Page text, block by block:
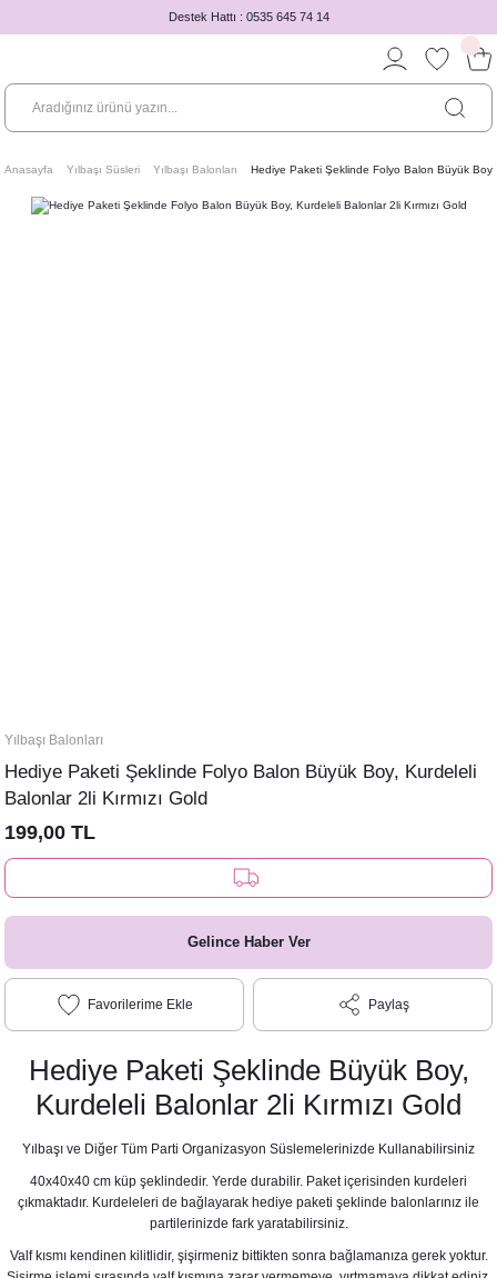
Destek Hattı : 0535 645 74 14
Anasayfa Yılbaşı Süsleri Yılbaşı Balonları Hediye Paketi Şeklinde Folyo Balon Büyük Boy,
Yılbaşı Balonları
Hediye Paketi Şeklinde Folyo Balon Büyük Boy, Kurdeleli
Balonlar 2li Kırmızı Gold
199,00 TL
Gelince Haber Ver
Paylaş
Hediye Paketi Şeklinde Büyük Boy,
Kurdeleli Balonlar 2li Kırmızı Gold
Yılbaşı ve Diğer Tüm Parti Organizasyon Süslemelerinizde Kullanabilirsiniz
40x40x40 cm küp şeklindedir. Yerde durabilir. Paket içerisinden kurdeleri
çıkmaktadır. Kurdeleleri de bağlayarak hediye paketi şeklinde balonlarınız ile
partilerinizde fark yaratabilirsiniz.
Valf kısmı kendinen kilitlidir, şişirmeniz bittikten sonra bağlamanıza gerek yoktur.